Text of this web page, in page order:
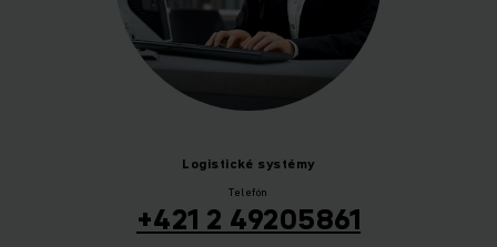
Logistické systémy
Telefón
+421 2 49205861